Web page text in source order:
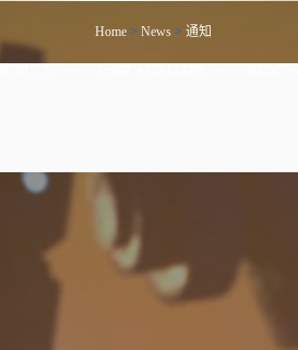
Home> News> 通知